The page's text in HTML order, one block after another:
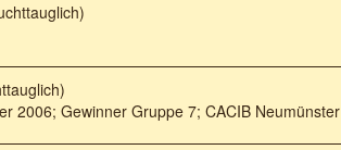
2006; Gewinner Gruppe 7; CACIB Neumünster